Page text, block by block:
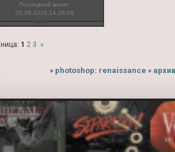
Последний визит:
05.08.2026 14:28:08
1 2 3 »
» photoshop: renaissance »